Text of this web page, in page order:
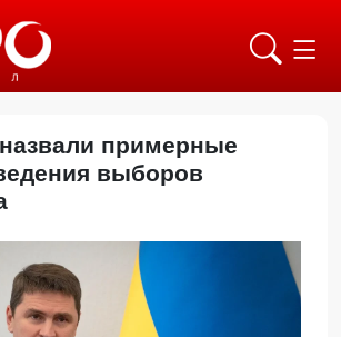
примерные
выборов